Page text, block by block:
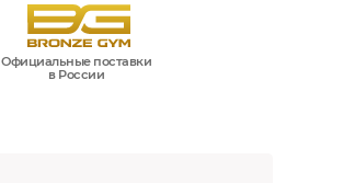
Официальные поставки
в России